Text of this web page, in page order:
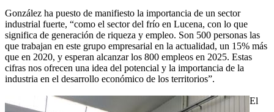
González ha puesto de manifiesto la importancia de un sector
industrial fuerte, “como el sector del frío en Lucena, con lo que
significa de generación de riqueza y empleo. Son 500 personas las
que trabajan en este grupo empresarial en la actualidad, un 15% más
que en 2020, y esperan alcanzar los 800 empleos en 2025. Estas
cifras nos ofrecen una idea del potencial y la importancia de la
industria en el desarrollo económico de los territorios”.
El